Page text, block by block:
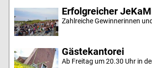
Erfolgreicher
Zahlreiche Gewinnerinnen
Gästekantorei
Ab Freitag um 20.30 Uhr in